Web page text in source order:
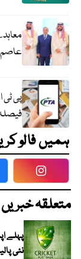
عاصم
پی ٹی
ہمیں فالو
متعلقہ خبریں
پہلے
نئی